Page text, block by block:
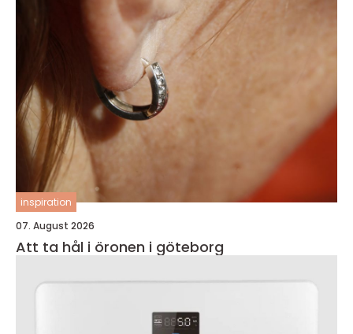
inspiration
07. August 2026
Att ta hål i öronen i göteborg